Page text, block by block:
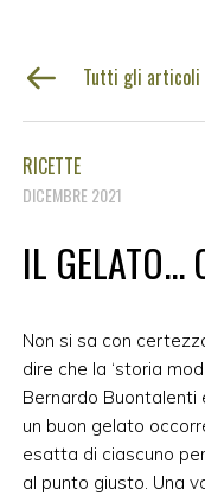
Tutti gli articoli
RICETTE
DICEMBRE 2021
IL GELATO...
Non si sa con
dire che la ‘storia
Bernardo Buontalenti
un buon gelato
esatta di ciascuno
al punto giusto. Una